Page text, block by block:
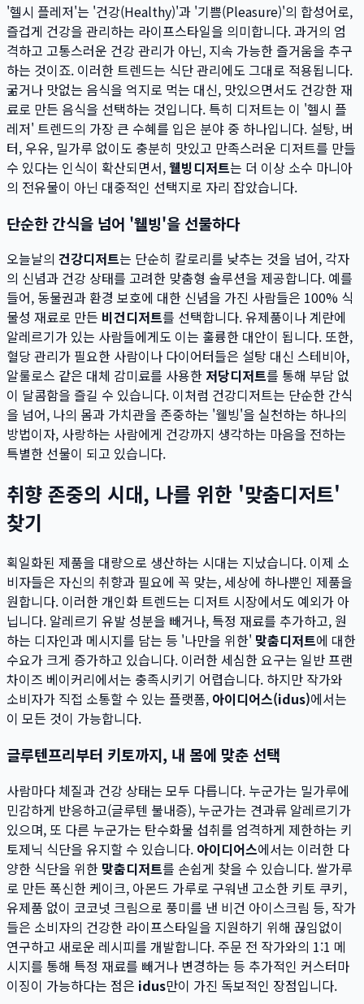
'헬시 플레저'는 '건강(Healthy)'과 '기쁨(Pleasure)'의 합성어로,
즐겁게 건강을 관리하는 라이프스타일을 의미합니다. 과거의 엄
격하고 고통스러운 건강 관리가 아닌, 지속 가능한 즐거움을 추구
하는 것이죠. 이러한 트렌드는 식단 관리에도 그대로 적용됩니다.
굶거나 맛없는 음식을 억지로 먹는 대신, 맛있으면서도 건강한 재
료로 만든 음식을 선택하는 것입니다. 특히 디저트는 이 '헬시 플
레저' 트렌드의 가장 큰 수혜를 입은 분야 중 하나입니다. 설탕, 버
터, 우유, 밀가루 없이도 충분히 맛있고 만족스러운 디저트를 만들
수 있다는 인식이 확산되면서,웰빙디저트는 더 이상 소수 마니아
의 전유물이 아닌 대중적인 선택지로 자리 잡았습니다.
단순한 간식을 넘어 '웰빙'을 선물하다
오늘날의 건강디저트는 단순히 칼로리를 낮추는 것을 넘어, 각자
의 신념과 건강 상태를 고려한 맞춤형 솔루션을 제공합니다. 예를
들어, 동물권과 환경 보호에 대한 신념을 가진 사람들은 100% 식
물성 재료로 만든 비건디저트를 선택합니다. 유제품이나 계란에
알레르기가 있는 사람들에게도 이는 훌륭한 대안이 됩니다. 또한,
혈당 관리가 필요한 사람이나 다이어터들은 설탕 대신 스테비아,
알룰로스 같은 대체 감미료를 사용한 저당디저트를 통해 부담 없
이 달콤함을 즐길 수 있습니다. 이처럼 건강디저트는 단순한 간식
을 넘어, 나의 몸과 가치관을 존중하는 '웰빙'을 실천하는 하나의
방법이자, 사랑하는 사람에게 건강까지 생각하는 마음을 전하는
특별한 선물이 되고 있습니다.
취향 존중의 시대, 나를 위한 '맞춤디저트'
찾기
획일화된 제품을 대량으로 생산하는 시대는 지났습니다. 이제 소
비자들은 자신의 취향과 필요에 꼭 맞는, 세상에 하나뿐인 제품을
원합니다. 이러한 개인화 트렌드는 디저트 시장에서도 예외가 아
닙니다. 알레르기 유발 성분을 빼거나, 특정 재료를 추가하고, 원
하는 디자인과 메시지를 담는 등 '나만을 위한' 맞춤디저트에 대한
수요가 크게 증가하고 있습니다. 이러한 세심한 요구는 일반 프랜
차이즈 베이커리에서는 충족시키기 어렵습니다. 하지만 작가와
소비자가 직접 소통할 수 있는 플랫폼, 아이디어스(idus)에서는
이 모든 것이 가능합니다.
글루텐프리부터 키토까지, 내 몸에 맞춘 선택
사람마다 체질과 건강 상태는 모두 다릅니다. 누군가는 밀가루에
민감하게 반응하고(글루텐 불내증), 누군가는 견과류 알레르기가
있으며, 또 다른 누군가는 탄수화물 섭취를 엄격하게 제한하는 키
토제닉 식단을 유지할 수 있습니다. 아이디어스에서는 이러한 다
양한 식단을 위한 맞춤디저트를 손쉽게 찾을 수 있습니다. 쌀가루
로 만든 폭신한 케이크, 아몬드 가루로 구워낸 고소한 키토 쿠키,
유제품 없이 코코넛 크림으로 풍미를 낸 비건 아이스크림 등, 작가
들은 소비자의 건강한 라이프스타일을 지원하기 위해 끊임없이
연구하고 새로운 레시피를 개발합니다. 주문 전 작가와의 1:1 메
시지를 통해 특정 재료를 빼거나 변경하는 등 추가적인 커스터마
이징이 가능하다는 점은 idus만이 가진 독보적인 장점입니다.